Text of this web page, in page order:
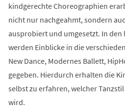
kindgerechte Choreographien
nicht nur nachgeahmt, sondern
ausprobiert und umgesetzt. In
werden Einblicke in die
New Dance, Modernes Ballett,
gegeben. Hierdurch erhalten die
selbst zu erfahren, welcher
wird.